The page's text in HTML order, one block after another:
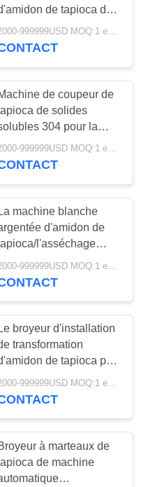
fécule
de terre
114
de
60
et
de tapioca de
multifonctionnels
2000-999999USD MOQ:1 ensemble
de coupeur de
de solides
304 pour la
de production
couleur
2000-999999USD MOQ:1 ensemble
La machine blanche
d'amidon de
l'asséchage
fonctionnel multi
Le broyeur d'installation
transformation
de tapioca par
élevée de
rigidité scie la lame
2000-999999USD MOQ:1 ensemble
à marteaux de
de machine